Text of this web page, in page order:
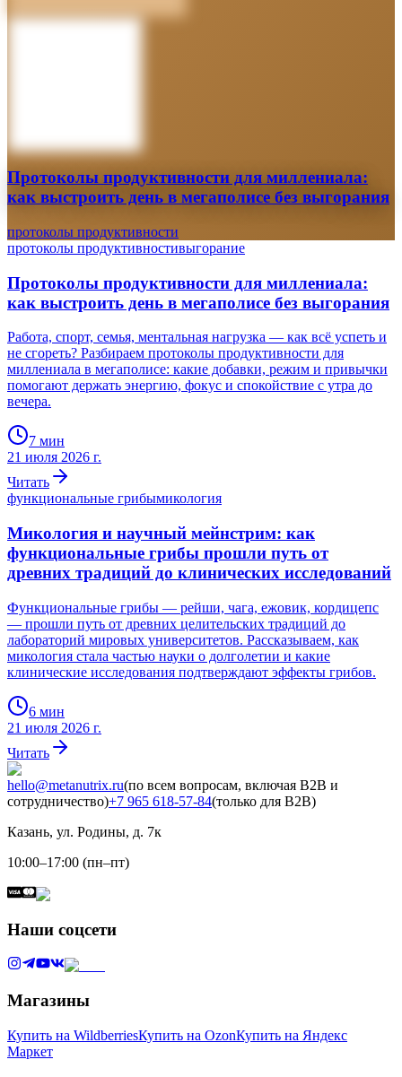
Протоколы продуктивности для миллениала:
как выстроить день в мегаполисе без выгорания
протоколы продуктивности
протоколы продуктивностивыгорание
Протоколы продуктивности для миллениала:
как выстроить день в мегаполисе без выгорания
Работа, спорт, семья, ментальная нагрузка — как всё успеть и
не сгореть? Разбираем протоколы продуктивности для
миллениала в мегаполисе: какие добавки, режим и привычки
помогают держать энергию, фокус и спокойствие с утра до
вечера.
7 мин
21 июля 2026 г.
Читать
функциональные грибымикология
Микология и научный мейнстрим: как
функциональные грибы прошли путь от
древних традиций до клинических исследований
Функциональные грибы — рейши, чага, ежовик, кордицепс
— прошли путь от древних целительских традиций до
лабораторий мировых университетов. Рассказываем, как
микология стала частью науки о долголетии и какие
клинические исследования подтверждают эффекты грибов.
6 мин
21 июля 2026 г.
Читать
hello@metanutrix.ru(по всем вопросам, включая B2B и
сотрудничество)+7 965 618-57-84(только для B2B)
Казань, ул. Родины, д. 7к
10:00–17:00 (пн–пт)
Наши соцсети
Магазины
Купить на WildberriesКупить на OzonКупить на Яндекс
Маркет